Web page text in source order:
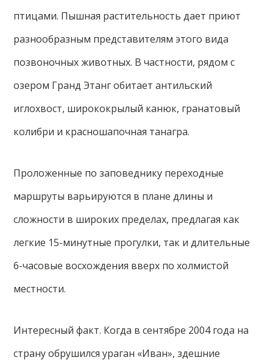
птицами. Пышная растительность дает приют
разнообразным представителям этого вида
позвоночных животных. В частности, рядом с
озером Гранд Этанг обитает антильский
иглохвост, ширококрылый канюк, гранатовый
колибри и красношапочная танагра.
Проложенные по заповеднику переходные
маршруты варьируются в плане длины и
сложности в широких пределах, предлагая как
легкие 15-минутные прогулки, так и длительные
6-часовые восхождения вверх по холмистой
местности.
Интересный факт. Когда в сентябре 2004 года на
страну обрушился ураган «Иван», здешние